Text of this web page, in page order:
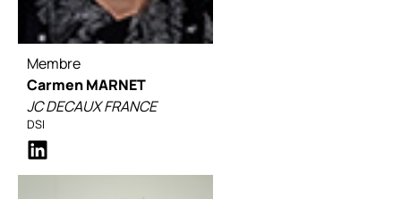
Membre
Carmen MARNET
JC DECAUX FRANCE
DSI